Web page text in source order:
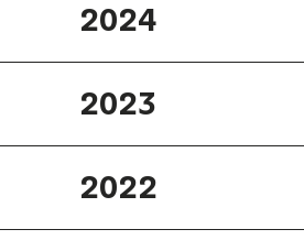
2024
2023
2022